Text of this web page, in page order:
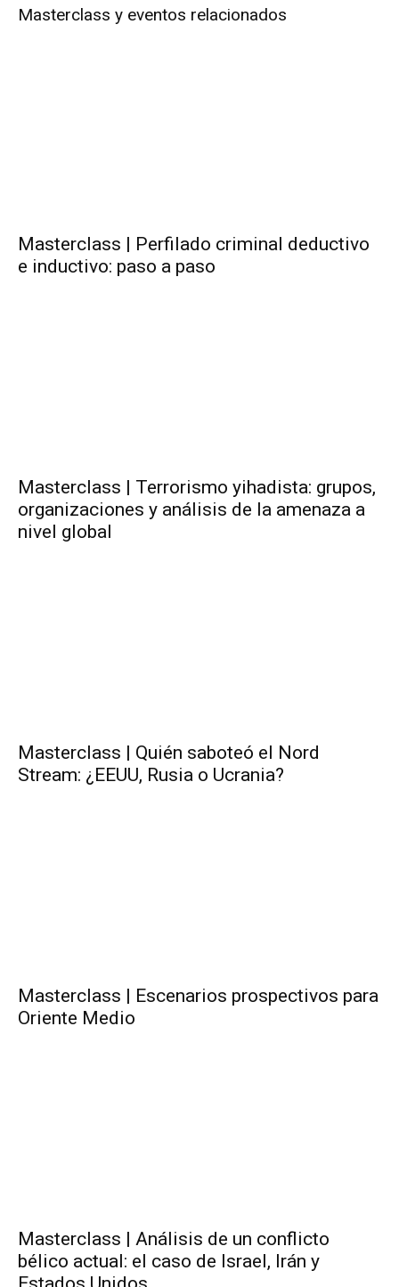
Masterclass y eventos relacionados
Masterclass | Perfilado criminal deductivo
e inductivo: paso a paso
Masterclass | Terrorismo yihadista: grupos,
organizaciones y análisis de la amenaza a
nivel global
Masterclass | Quién saboteó el Nord
Stream: ¿EEUU, Rusia o Ucrania?
Masterclass | Escenarios prospectivos para
Oriente Medio
Masterclass | Análisis de un conflicto
bélico actual: el caso de Israel, Irán y